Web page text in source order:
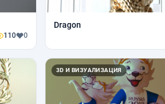
110 0
Dragon
3D И ВИЗУАЛИЗАЦИЯ